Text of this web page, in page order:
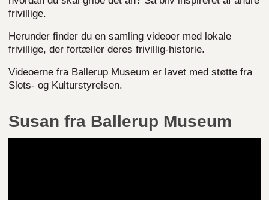
frivillige.
Herunder finder du en samling videoer med lokale
frivillige, der fortæller deres frivillig-historie.
Videoerne fra Ballerup Museum er lavet med støtte fra
Slots- og Kulturstyrelsen.
Susan fra Ballerup Museum